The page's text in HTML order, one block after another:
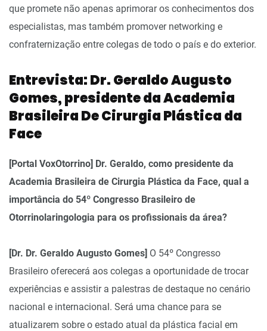
que promete não apenas aprimorar os conhecimentos dos
especialistas, mas também promover networking e
confraternização entre colegas de todo o país e do exterior.
Entrevista: Dr. Geraldo Augusto
Gomes, presidente da Academia
Brasileira De Cirurgia Plástica da
Face
[Portal VoxOtorrino] Dr. Geraldo, como presidente da
Academia Brasileira de Cirurgia Plástica da Face, qual a
importância do 54º Congresso Brasileiro de
Otorrinolaringologia para os profissionais da área?
[Dr. Dr. Geraldo Augusto Gomes] O 54º Congresso
Brasileiro oferecerá aos colegas a oportunidade de trocar
experiências e assistir a palestras de destaque no cenário
nacional e internacional. Será uma chance para se
atualizarem sobre o estado atual da plástica facial em